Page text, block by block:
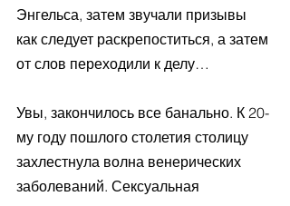
Энгельса, затем звучали призывы
как следует раскрепоститься, а затем
от слов переходили к делу…
Увы, закончилось все банально. К 20-
му году пошлого столетия столицу
захлестнула волна венерических
заболеваний. Сексуальная